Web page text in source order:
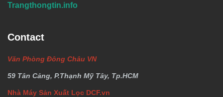
Trangthongtin.info
Contact
Văn Phòng Đông Châu VN
59 Tân Cảng, P.Thạnh Mỹ Tây, Tp.HCM
Nhà Máy Sản Xuất Lọc DCF.vn